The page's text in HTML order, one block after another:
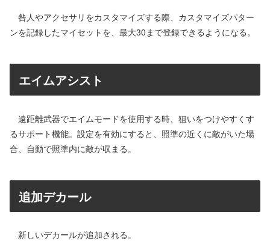
咎人やアクセサリをカスタマイズする際、カスタマイズパター
ンを記録したマイセットを、最大30まで登録できるようになる。
エイムアシスト
遠距離武器でエイムモードを使用する時、狙いをつけやすくす
るサポート機能。設定を有効にすると、照準の近くに敵がいた場
合、自動で照準内に敵が収まる。
追加デカール
新しいデカールが追加される。